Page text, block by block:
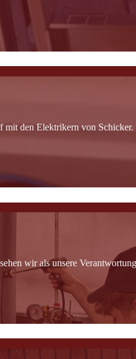
den Elektrikern von Schicker.
wir als unsere